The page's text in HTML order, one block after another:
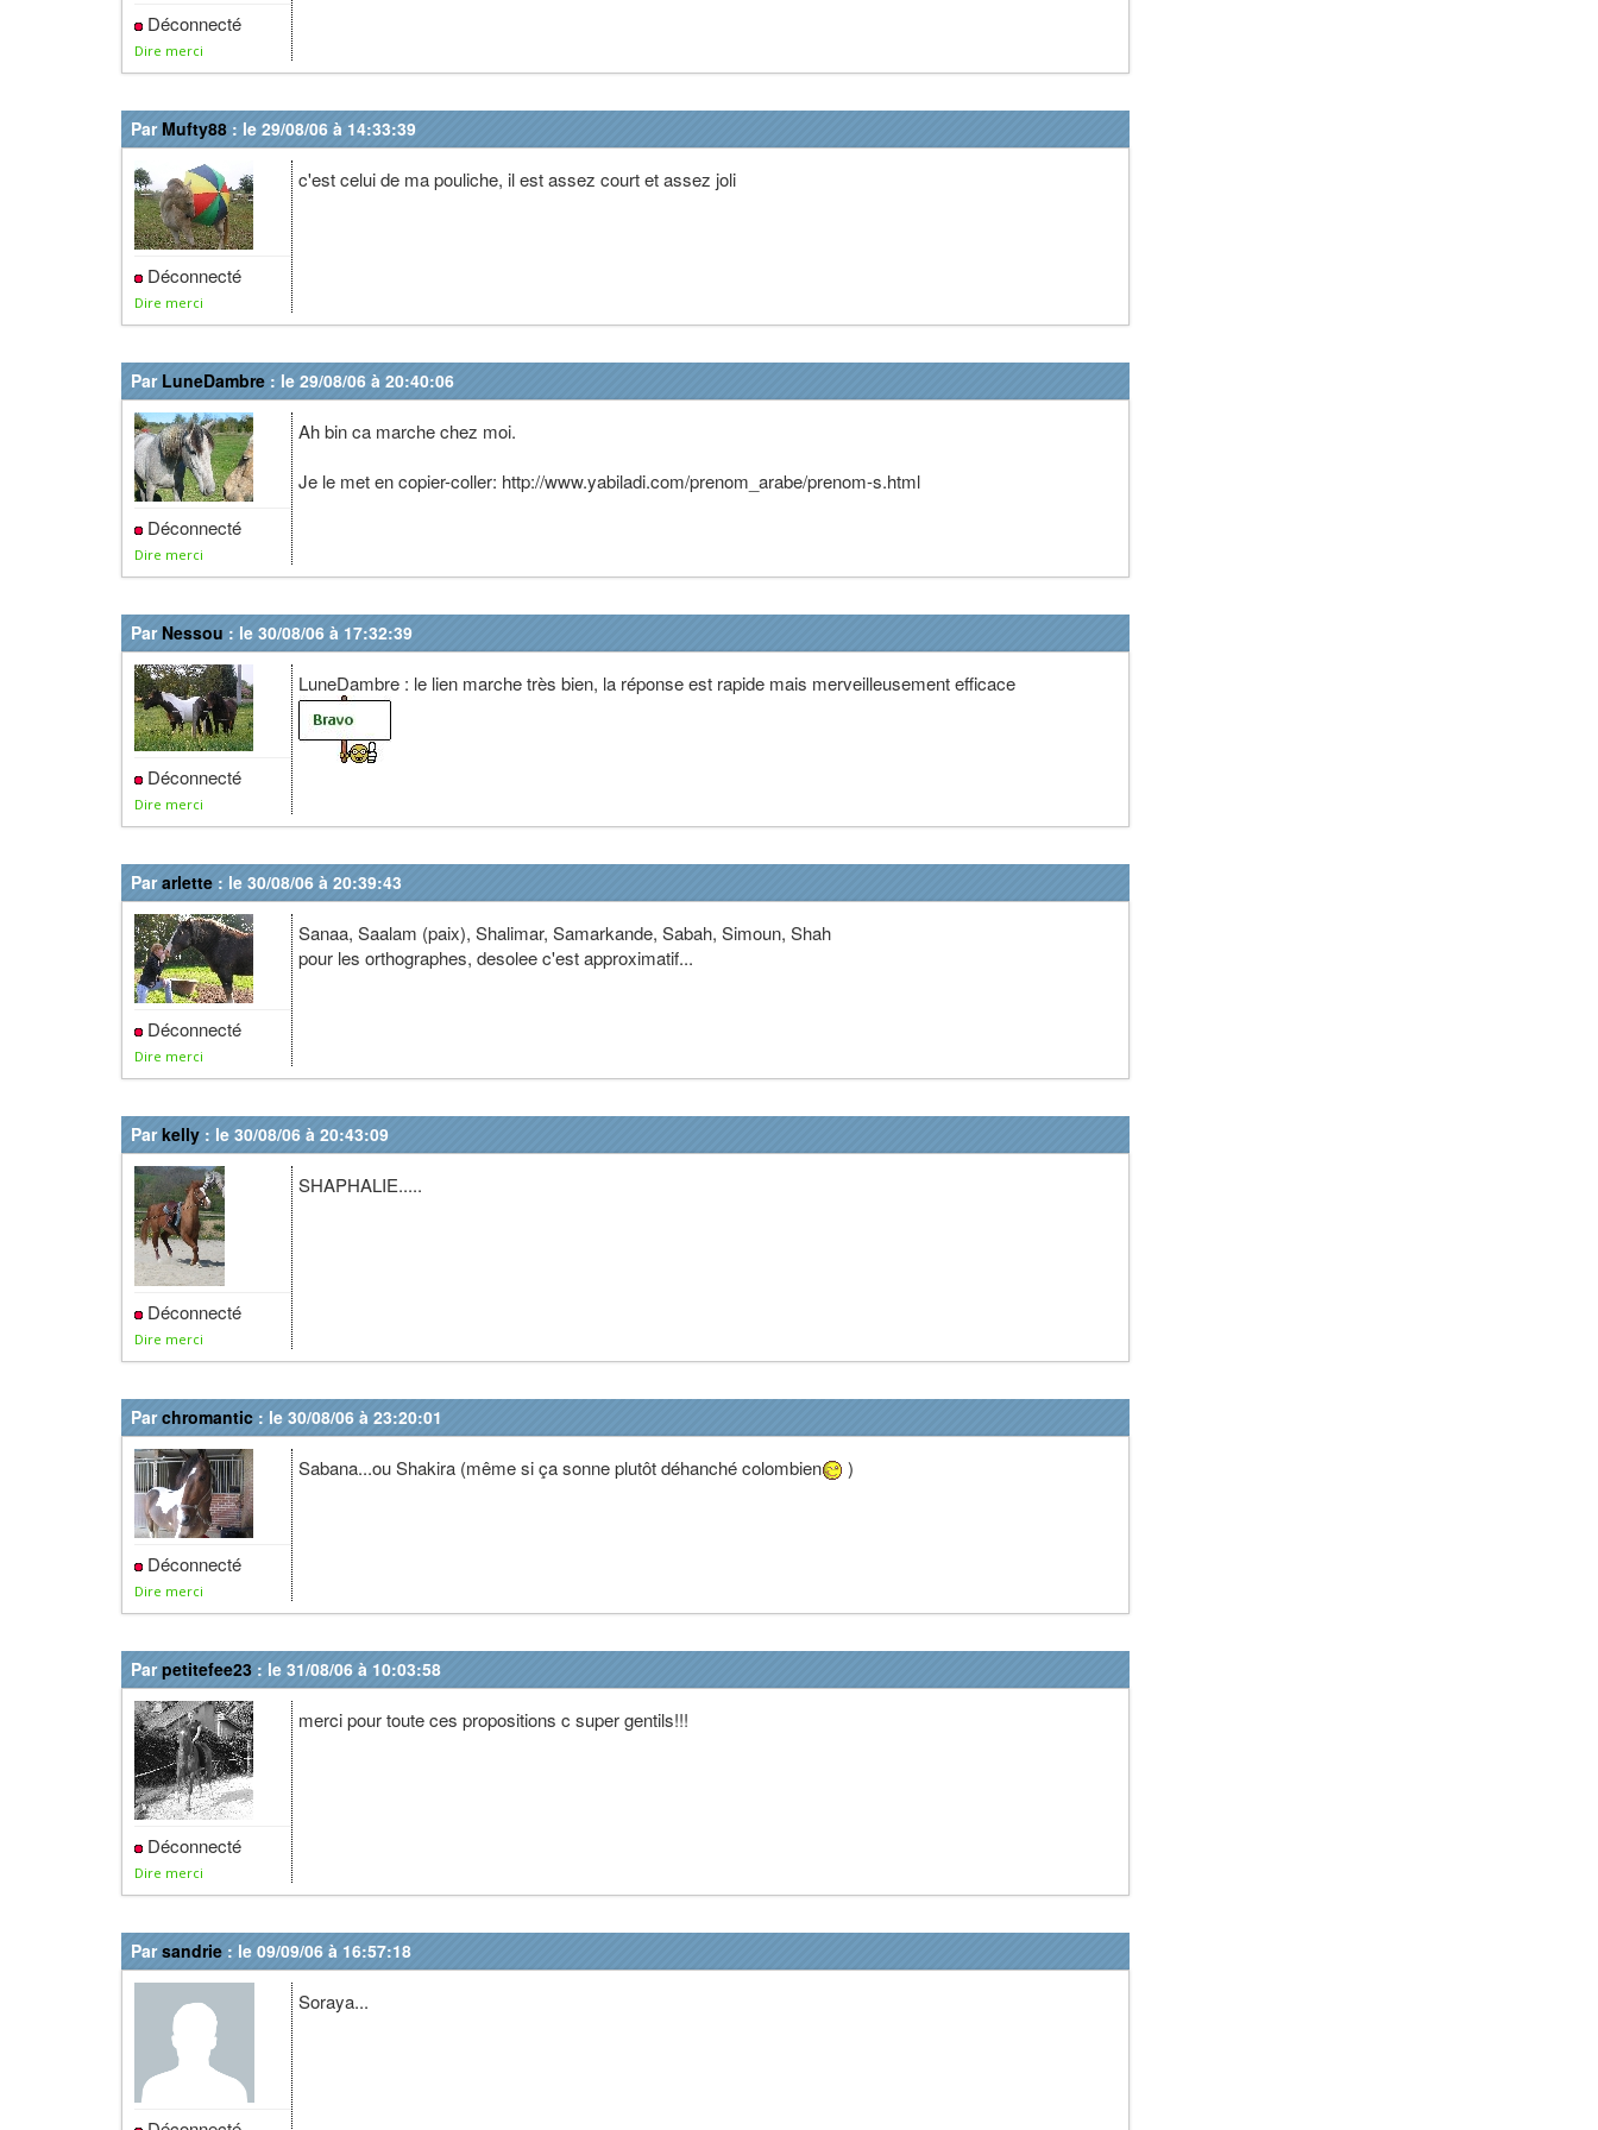
Déconnecté
Dire merci
Par Mufty88 : le 29/08/06 à 14:33:39
Déconnecté
Dire merci
c'est celui de ma pouliche, il est assez court et assez joli
Par LuneDambre : le 29/08/06 à 20:40:06
Déconnecté
Dire merci
Ah bin ca marche chez moi.
Je le met en copier-coller: http://www.yabiladi.com/prenom_arabe/prenom-s.html
Par Nessou : le 30/08/06 à 17:32:39
Déconnecté
Dire merci
LuneDambre : le lien marche très bien, la réponse est rapide mais merveilleusement efficace
Pararlette : le 30/08/06 à 20:39:43
Déconnecté
Dire merci
Sanaa, Saalam (paix), Shalimar, Samarkande, Sabah, Simoun, Shah
pour les orthographes, desolee c'est approximatif...
Parkelly : le 30/08/06 à 20:43:09
Déconnecté
Dire merci
SHAPHALIE.....
Parchromantic : le 30/08/06 à 23:20:01
Déconnecté
Dire merci
Sabana...ou Shakira (même si ça sonne plutôt déhanché colombien )
Parpetitefee23 : le 31/08/06 à 10:03:58
Déconnecté
Dire merci
merci pour toute ces propositions c super gentils!!!
Parsandrie : le 09/09/06 à 16:57:18
Soraya...